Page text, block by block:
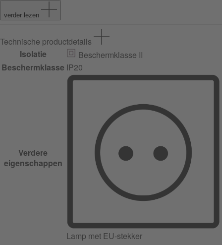
verder lezen
Technische productdetails
Isolatie
Beschermklasse II
Beschermklasse IP20
Verdere
eigenschappen
Lamp met EU-stekker